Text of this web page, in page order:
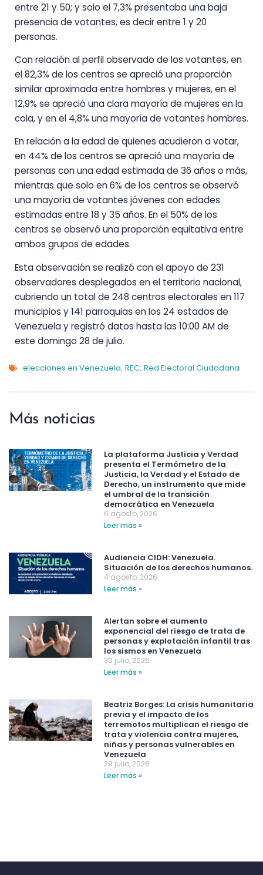
entre 21 y 50; y solo el 7,3% presentaba una baja
presencia de votantes, es decir entre 1 y 20
personas.
Con relación al perfil observado de los votantes, en
el 82,3% de los centros se apreció una proporción
similar aproximada entre hombres y mujeres, en el
12,9% se apreció una clara mayoría de mujeres en la
cola, y en el 4,8% una mayoría de votantes hombres.
En relación a la edad de quienes acudieron a votar,
en 44% de los centros se apreció una mayoría de
personas con una edad estimada de 36 años o más,
mientras que solo en 6% de los centros se observó
una mayoría de votantes jóvenes con edades
estimadas entre 18 y 35 años. En el 50% de los
centros se observó una proporción equitativa entre
ambos grupos de edades.
Esta observación se realizó con el apoyo de 231
observadores desplegados en el territorio nacional,
cubriendo un total de 248 centros electorales en 117
municipios y 141 parroquias en los 24 estados de
Venezuela y registró datos hasta las 10:00 AM de
este domingo 28 de julio.
elecciones en Venezuela, REC, Red Electoral Ciudadana
Más noticias
La plataforma Justicia y Verdad
presenta el Termómetro de la
Justicia, la Verdad y el Estado de
Derecho, un instrumento que mide
el umbral de la transición
democrática en Venezuela
6 agosto, 2026
Leer más »
Audiencia CIDH: Venezuela.
Situación de los derechos humanos.
4 agosto, 2026
Leer más »
Alertan sobre el aumento
exponencial del riesgo de trata de
personas y explotación infantil tras
los sismos en Venezuela
30 julio, 2026
Leer más »
Beatriz Borges: La crisis humanitaria
previa y el impacto de los
terremotos multiplican el riesgo de
trata y violencia contra mujeres,
niñas y personas vulnerables en
Venezuela
29 julio, 2026
Leer más »